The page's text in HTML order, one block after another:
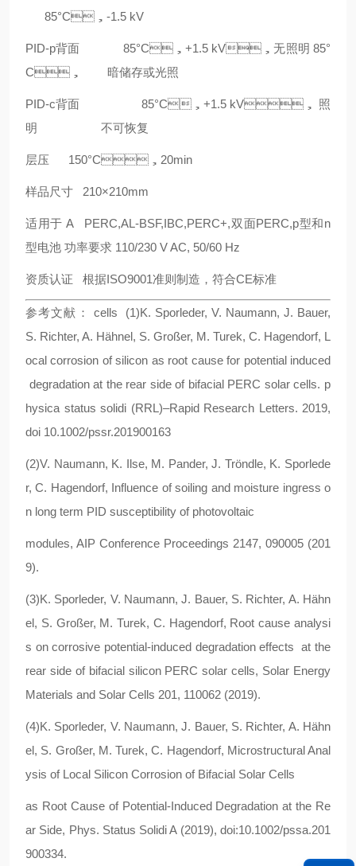
85°C，-1.5 kV
PID-p背面 85°C，+1.5 kV，无照明 85°
C， 暗储存或光照
PID-c背面 85°C，+1.5 kV， 照
明 不可恢复
层压 150°C，20min
样品尺寸 210×210mm
适用于 APERC,AL-BSF,IBC,PERC+,双面PERC,p型和n
型电池 功率要求 110/230 V AC, 50/60 Hz
资质认证 根据ISO9001准则制造，符合CE标准
参考文献： cells (1)K. Sporleder, V. Naumann, J. Bauer,
S. Richter, A. Hähnel, S. Großer, M. Turek, C. Hagendorf, L
ocal corrosion of silicon as root cause for potential induced
degradation at the rear side of bifacial PERC solar cells. p
hysica status solidi (RRL)–Rapid Research Letters. 2019,
doi 10.1002/pssr.201900163
(2)V. Naumann, K. Ilse, M. Pander, J. Tröndle, K. Sporlede
r, C. Hagendorf, Influence of soiling and moisture ingress o
n long term PID susceptibility of photovoltaic
modules, AIP Conference Proceedings 2147, 090005 (201
9).
(3)K. Sporleder, V. Naumann, J. Bauer, S. Richter, A. Hähn
el, S. Großer, M. Turek, C. Hagendorf, Root cause analysi
s on corrosive potential-induced degradation effects at the
rear side of bifacial silicon PERC solar cells, Solar Energy
Materials and Solar Cells 201, 110062 (2019).
(4)K. Sporleder, V. Naumann, J. Bauer, S. Richter, A. Hähn
el, S. Großer, M. Turek, C. Hagendorf, Microstructural Anal
ysis of Local Silicon Corrosion of Bifacial Solar Cells
as Root Cause of Potential‐Induced Degradation at the Re
ar Side, Phys. Status Solidi A (2019), doi:10.1002/pssa.201
900334.